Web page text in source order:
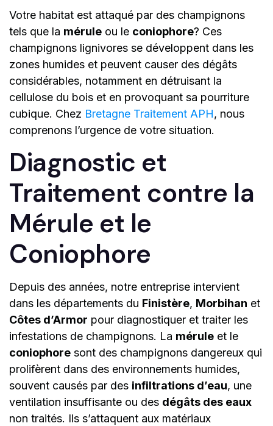
Votre habitat est attaqué par des champignons
tels que la mérule ou le coniophore? Ces
champignons lignivores se développent dans les
zones humides et peuvent causer des dégâts
considérables, notamment en détruisant la
cellulose du bois et en provoquant sa pourriture
cubique. Chez Bretagne Traitement APH, nous
comprenons l’urgence de votre situation.
Diagnostic et
Traitement contre la
Mérule et le
Coniophore
Depuis des années, notre entreprise intervient
dans les départements du Finistère, Morbihan et
Côtes d’Armor pour diagnostiquer et traiter les
infestations de champignons. La mérule et le
coniophore sont des champignons dangereux qui
prolifèrent dans des environnements humides,
souvent causés par des infiltrations d’eau, une
ventilation insuffisante ou des dégâts des eaux
non traités. Ils s’attaquent aux matériaux